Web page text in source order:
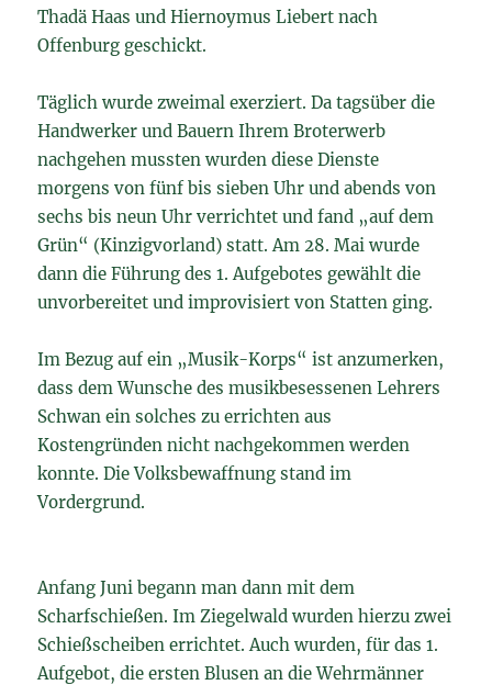
Thadä Haas und Hiernoymus Liebert nach
Offenburg geschickt.
Täglich wurde zweimal exerziert. Da tagsüber die
Handwerker und Bauern Ihrem Broterwerb
nachgehen mussten wurden diese Dienste
morgens von fünf bis sieben Uhr und abends von
sechs bis neun Uhr verrichtet und fand „auf dem
Grün“ (Kinzigvorland) statt. Am 28. Mai wurde
dann die Führung des 1. Aufgebotes gewählt die
unvorbereitet und improvisiert von Statten ging.
Im Bezug auf ein „Musik-Korps“ ist anzumerken,
dass dem Wunsche des musikbesessenen Lehrers
Schwan ein solches zu errichten aus
Kostengründen nicht nachgekommen werden
konnte. Die Volksbewaffnung stand im
Vordergrund.
Anfang Juni begann man dann mit dem
Scharfschießen. Im Ziegelwald wurden hierzu zwei
Schießscheiben errichtet. Auch wurden, für das 1.
Aufgebot, die ersten Blusen an die Wehrmänner